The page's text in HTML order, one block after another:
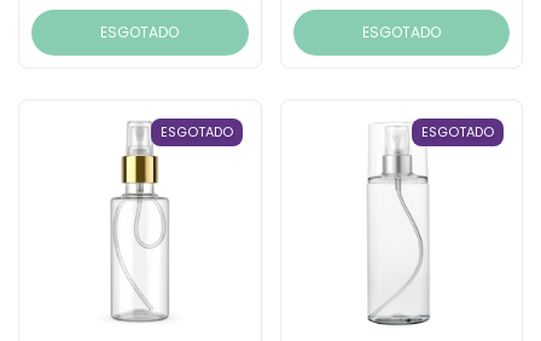
ESGOTADO ESGOTADO
ESGOTADO ESGOTADO